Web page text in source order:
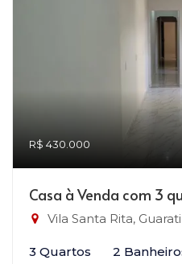
R$ 430.000
Casa à Venda com 3
Vila Santa Rita,
3 Quartos 2